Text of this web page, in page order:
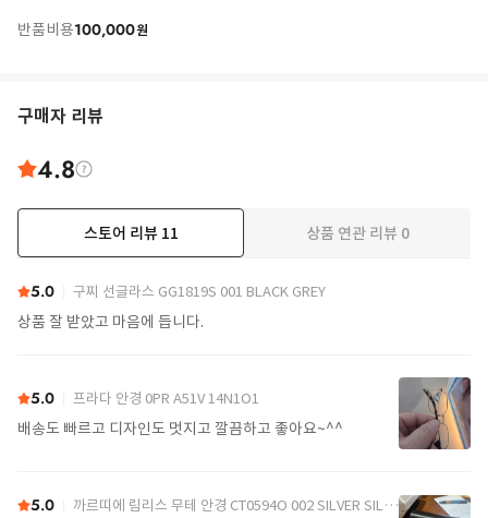
반품비용100,000원
구매자 리뷰
4.8
스토어 리뷰 11 상품 연관 리뷰 0
5.0 구찌 선글라스 GG1819S 001 BLACK GREY
상품 잘 받았고 마음에 듭니다.
5.0 프라다 안경 0PR A51V 14N1O1
배송도 빠르고 디자인도 멋지고 깔끔하고 좋아요~^^
5.0 까르띠에 림리스 무테 안경 CT0594O 002 SILVER SILVER TRANSPARENT